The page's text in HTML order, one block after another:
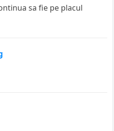
sa fie pe placul